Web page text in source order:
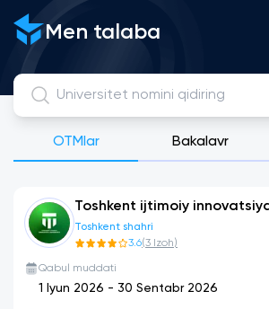
Davlat, Litsenziyaga ega xususiy va
Men talaba
OTMlar Bakalavr
Toshkent ijtimoiy
Toshkent shahri
3.6(3 Izoh)
Qabul muddati
1 Iyun 2026 - 30 Sentabr 2026